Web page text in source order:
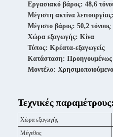
Εργασιακό βάρος: 48,6
Μέγιστη ακτίνα
Μέγιστο βάρος: 50,2 τόνους
Χώρα εξαγωγής: Κίνα
Τύπος: Κρέατα-εξαγωγείς
Κατάσταση: Προηγουμένως
Μοντέλο:
Τεχνικές παραμέτρους:
Χώρα εξαγωγής
Μέγεθος